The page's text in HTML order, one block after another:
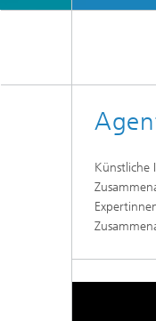
Künstliche